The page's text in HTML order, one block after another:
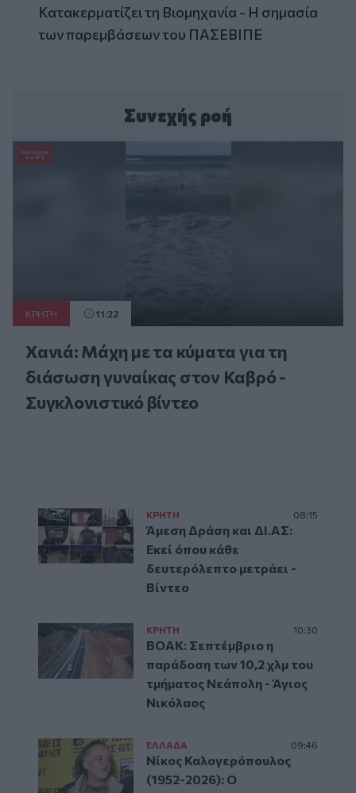
Κατακερματίζει τη Βιομηχανία - Η σημασία
των παρεμβάσεων του ΠΑΣΕΒΙΠΕ
Συνεχής ροή
ΚΡΗΤΗ 11:22
Χανιά: Μάχη με τα κύματα για τη
διάσωση γυναίκας στον Καβρό -
Συγκλονιστικό βίντεο
ΚΡΗΤΗ 08:15
Άμεση Δράση και ΔΙ.ΑΣ:
Εκεί όπου κάθε
δευτερόλεπτο μετράει -
Βίντεο
ΚΡΗΤΗ 10:30
ΒΟΑΚ: Σεπτέμβριο η
παράδοση των 10,2 χλμ του
τμήματος Νεάπολη - Άγιος
Νικόλαος
ΕΛΛAΔΑ 09:46
Νίκος Καλογερόπουλος
(1952-2026): O